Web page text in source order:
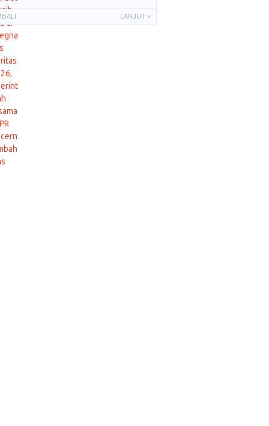
LANJUT »